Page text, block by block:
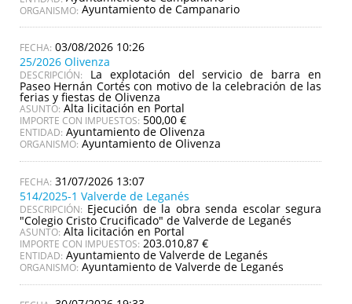
ORGANISMO: Ayuntamiento de Campanario
03/08/2026 10:26
25/2026 Olivenza
DESCRIPCIÓN: La explotación del servicio de barra en
Paseo Hernán Cortés con motivo de la celebración de las
ferias y fiestas de Olivenza
ASUNTO: Alta licitación en Portal
IMPORTE CON IMPUESTOS: 500,00 €
ENTIDAD: Ayuntamiento de Olivenza
ORGANISMO: Ayuntamiento de Olivenza
31/07/2026 13:07
514/2025-1 Valverde de Leganés
DESCRIPCIÓN: Ejecución de la obra senda escolar segura
"Colegio Cristo Crucificado" de Valverde de Leganés
ASUNTO: Alta licitación en Portal
IMPORTE CON IMPUESTOS: 203.010,87 €
ENTIDAD: Ayuntamiento de Valverde de Leganés
ORGANISMO: Ayuntamiento de Valverde de Leganés